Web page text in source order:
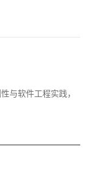
与软件工程实践，